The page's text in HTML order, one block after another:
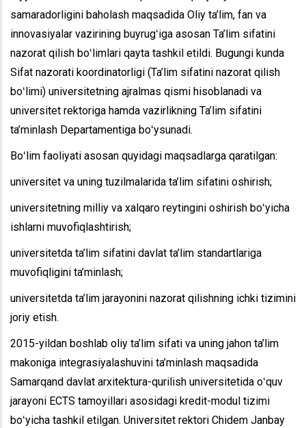
samaradorligini baholash maqsadida Oliy ta’lim, fan va
innovasiyalar vazirining buyrugʻiga asosan Ta’lim sifatini
nazorat qilish boʻlimlari qayta tashkil etildi. Bugungi kunda
Sifat nazorati koordinatorligi (Ta’lim sifatini nazorat qilish
boʻlimi) universitetning ajralmas qismi hisoblanadi va
universitet rektoriga hamda vazirlikning Ta’lim sifatini
ta’minlash Departamentiga boʻysunadi.
Boʻlim faoliyati asosan quyidagi maqsadlarga qaratilgan:
universitet va uning tuzilmalarida ta’lim sifatini oshirish;
universitetning milliy va xalqaro reytingini oshirish boʻyicha
ishlarni muvofiqlashtirish;
universitetda ta’lim sifatini davlat ta’lim standartlariga
muvofiqligini ta’minlash;
universitetda ta’lim jarayonini nazorat qilishning ichki tizimini
joriy etish.
2015-yildan boshlab oliy ta’lim sifati va uning jahon ta’lim
makoniga integrasiyalashuvini ta’minlash maqsadida
Samarqand davlat arxitektura-qurilish universitetida oʻquv
jarayoni ECTS tamoyillari asosidagi kredit-modul tizimi
boʻyicha tashkil etilgan. Universitet rektori Chidem Janbay